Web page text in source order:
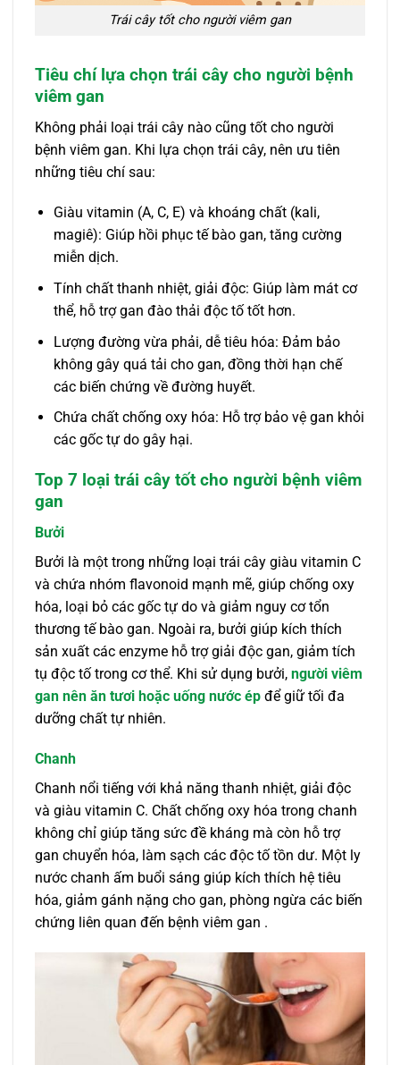
Trái cây tốt cho người viêm gan
Tiêu chí lựa chọn trái cây cho người bệnh
viêm gan
Không phải loại trái cây nào cũng tốt cho người
bệnh viêm gan. Khi lựa chọn trái cây, nên ưu tiên
những tiêu chí sau:
Giàu vitamin (A, C, E) và khoáng chất (kali,
magiê): Giúp hồi phục tế bào gan, tăng cường
miễn dịch.
Tính chất thanh nhiệt, giải độc: Giúp làm mát cơ
thể, hỗ trợ gan đào thải độc tố tốt hơn.
Lượng đường vừa phải, dễ tiêu hóa: Đảm bảo
không gây quá tải cho gan, đồng thời hạn chế
các biến chứng về đường huyết.
Chứa chất chống oxy hóa: Hỗ trợ bảo vệ gan khỏi
các gốc tự do gây hại.
Top 7 loại trái cây tốt cho người bệnh viêm
gan
Bưởi
Bưởi là một trong những loại trái cây giàu vitamin C
và chứa nhóm flavonoid mạnh mẽ, giúp chống oxy
hóa, loại bỏ các gốc tự do và giảm nguy cơ tổn
thương tế bào gan. Ngoài ra, bưởi giúp kích thích
sản xuất các enzyme hỗ trợ giải độc gan, giảm tích
tụ độc tố trong cơ thể. Khi sử dụng bưởi, người viêm
gan nên ăn tươi hoặc uống nước ép để giữ tối đa
dưỡng chất tự nhiên.
Chanh
Chanh nổi tiếng với khả năng thanh nhiệt, giải độc
và giàu vitamin C. Chất chống oxy hóa trong chanh
không chỉ giúp tăng sức đề kháng mà còn hỗ trợ
gan chuyển hóa, làm sạch các độc tố tồn dư. Một ly
nước chanh ấm buổi sáng giúp kích thích hệ tiêu
hóa, giảm gánh nặng cho gan, phòng ngừa các biến
chứng liên quan đến bệnh viêm gan .